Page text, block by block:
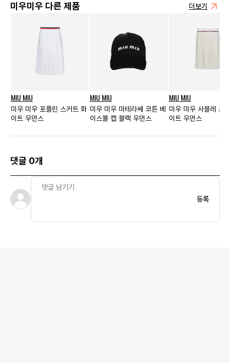
미우미우 다른 제품 더보기
MIU MIU
미우 미우 포플린 스커트 화
이트 우먼스
MIU MIU
미우 미우 마테라쎄 코튼 베
이스볼 캡 블랙 우먼스
MIU MIU
미우 미우 사블레 스
이트 우먼스
댓글 0개
등록